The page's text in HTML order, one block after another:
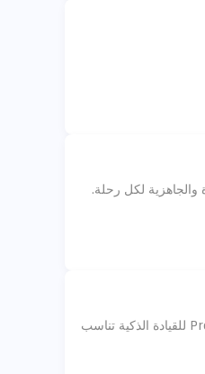
نيسان باترول نيسمو 2025 تصل الى الامارات بتصميم اكثر شراسة ومحرك V6 توين تيربو بقوة 495 حصان ونظام تعليق رياضي وتقنيات ProPILOT للقيادة الذكية تناسب